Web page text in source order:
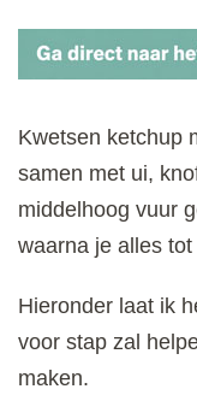
Kwetsen ketchup
samen met ui,
middelhoog vuur
waarna je alles
Hieronder laat ik
voor stap zal
maken.